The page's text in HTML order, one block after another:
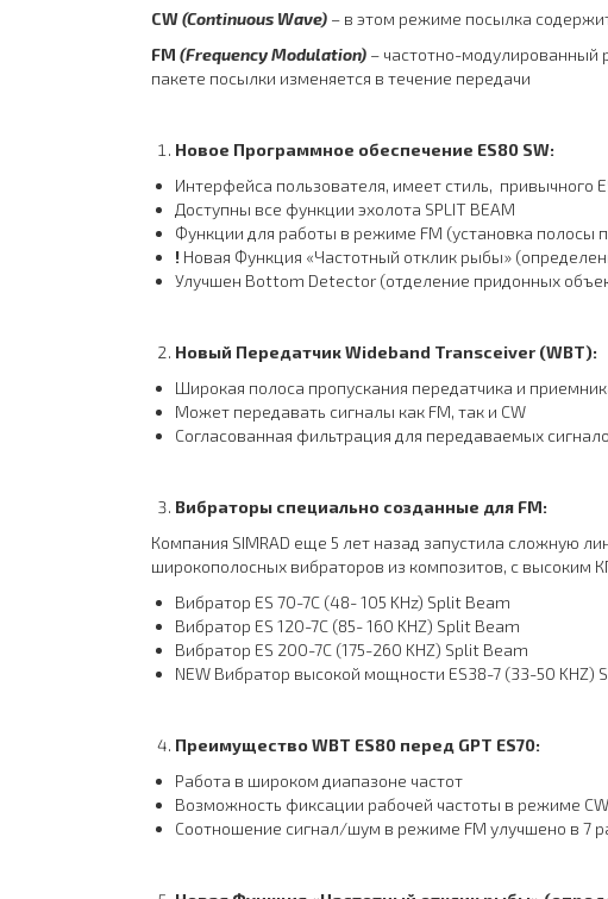
CW(Continuous Wave) – в этом режиме посылка
FM (FrequencyModulation) – частотно-модулированный
пакете посылки изменяется в течение передачи
Новое Программное обеспечение ES80 SW:
Интерфейса пользователя, имеет стиль, привычного
Доступны все функции эхолота SPLIT BEAM
Функции для работы в режиме FM (установка полосы
! Новая Функция «Частотный отклик рыбы»
Улучшен Bottom Detector (отделение придонных
Новый ПередатчикWideband Transceiver (WBT):
Широкая полоса пропускания передатчика и
Может передавать сигналы как FM, так и CW
Согласованная фильтрация для передаваемых
Вибраторы специально созданные для FM:
Компания SIMRAD еще 5 лет назад запустила сложную
широкополосных вибраторов из композитов, с высоким
Вибратор ES 70-7C (48- 105 KHz) Split Beam
Вибратор ES 120-7C (85- 160 KHZ) Split Beam
Вибратор ES 200-7C (175-260 KHZ) Split Beam
NEW Вибратор высокой мощности ES38-7 (33-50 KHZ)
ПреимуществоWBT ES80 перед GPT ES70:
Работа в широком диапазоне частот
Возможность фиксации рабочей частоты в режиме
Соотношение сигнал/шум в режиме FM улучшено в 7